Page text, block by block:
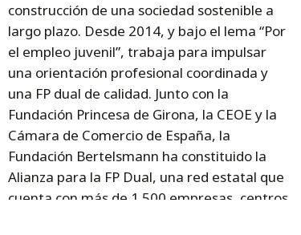
construcción de una sociedad sostenible a
largo plazo. Desde 2014, y bajo el lema “Por
el empleo juvenil”, trabaja para impulsar
una orientación profesional coordinada y
una FP dual de calidad. Junto con la
Fundación Princesa de Girona, la CEOE y la
Cámara de Comercio de España, la
Fundación Bertelsmann ha constituido la
Alianza para la FP Dual, una red estatal que
cuenta con más de 1.500 empresas, centros